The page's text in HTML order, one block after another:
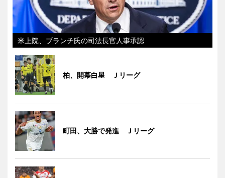
米上院、ブランチ氏の司法長官人事承認
柏、開幕白星 Ｊリーグ
町田、大勝で発進 Ｊリーグ